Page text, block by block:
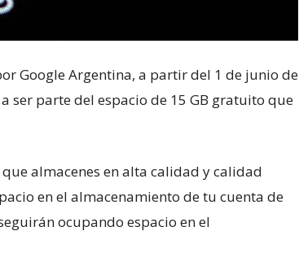
Google Argentina, a partir del 1 de junio de
ser parte del espacio de 15 GB gratuito que
almacenes en alta calidad y calidad
en el almacenamiento de tu cuenta de
ocupando espacio en el